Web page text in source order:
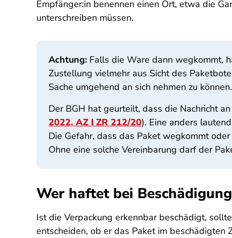
Empfänger:in benennen einen Ort, etwa die
unterschreiben müssen.
Achtung: Falls die Ware dann wegkommt,
Zustellung vielmehr aus Sicht des
Sache umgehend an sich nehmen zu können.
Der BGH hat geurteilt, dass die Nachricht
2022, AZ I ZR 212/20). Eine anders
Die Gefahr, dass das Paket wegkommt
Ohne eine solche Vereinbarung darf der
Wer haftet bei
Ist die Verpackung erkennbar beschädigt,
entscheiden, ob er das Paket im